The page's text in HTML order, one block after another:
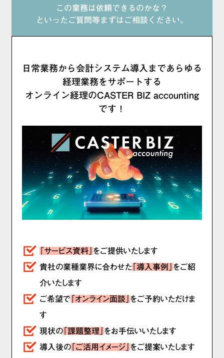
この業務は依頼できるのかな？
といったご質問等まずはご相談ください。
日常業務から会計システム導入まであらゆる
経理業務をサポートする
オンライン経理のCASTER BIZ accounting
です！
「サービス資料」 をご提供いたします
貴社の業種業界に合わせた 「導入事例」 をご紹
介いたします
ご希望で 「オンライン面談」 をご予約いただけま
す
現状の 「課題整理」 をお手伝いいたします
導入後の 「ご活用イメージ」 をご提案いたします